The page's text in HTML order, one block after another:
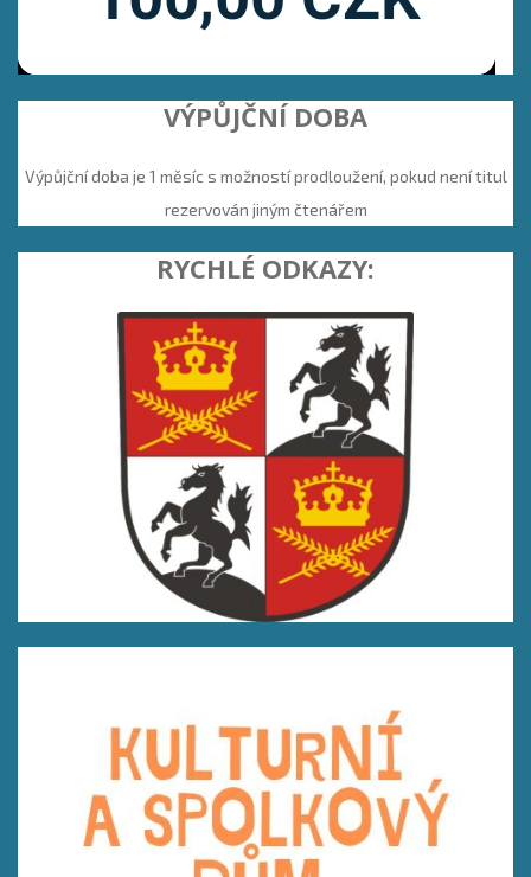
VÝPŮJČNÍ DOBA
Výpůjční doba je 1 měsíc s možností prodloužení, pokud není titul
rezervován jiným čtenářem
RYCHLÉ ODKAZY: